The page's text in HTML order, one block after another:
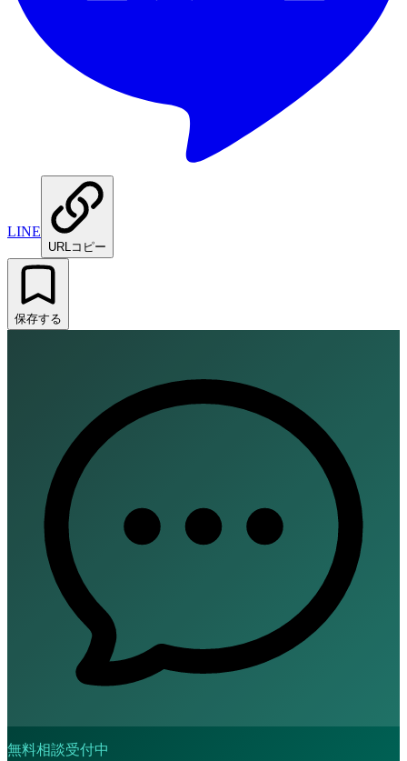
LINE
URLコピー
保存する
無料相談受付中